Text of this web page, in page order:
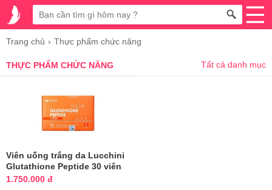
Trang chủ Thực phẩm chức năng
THỰC PHẨM CHỨC NĂNG Tất cả danh mục
Viên uống trắng da Lucchini
Glutathione Peptide 30 viên
1.750.000 đ